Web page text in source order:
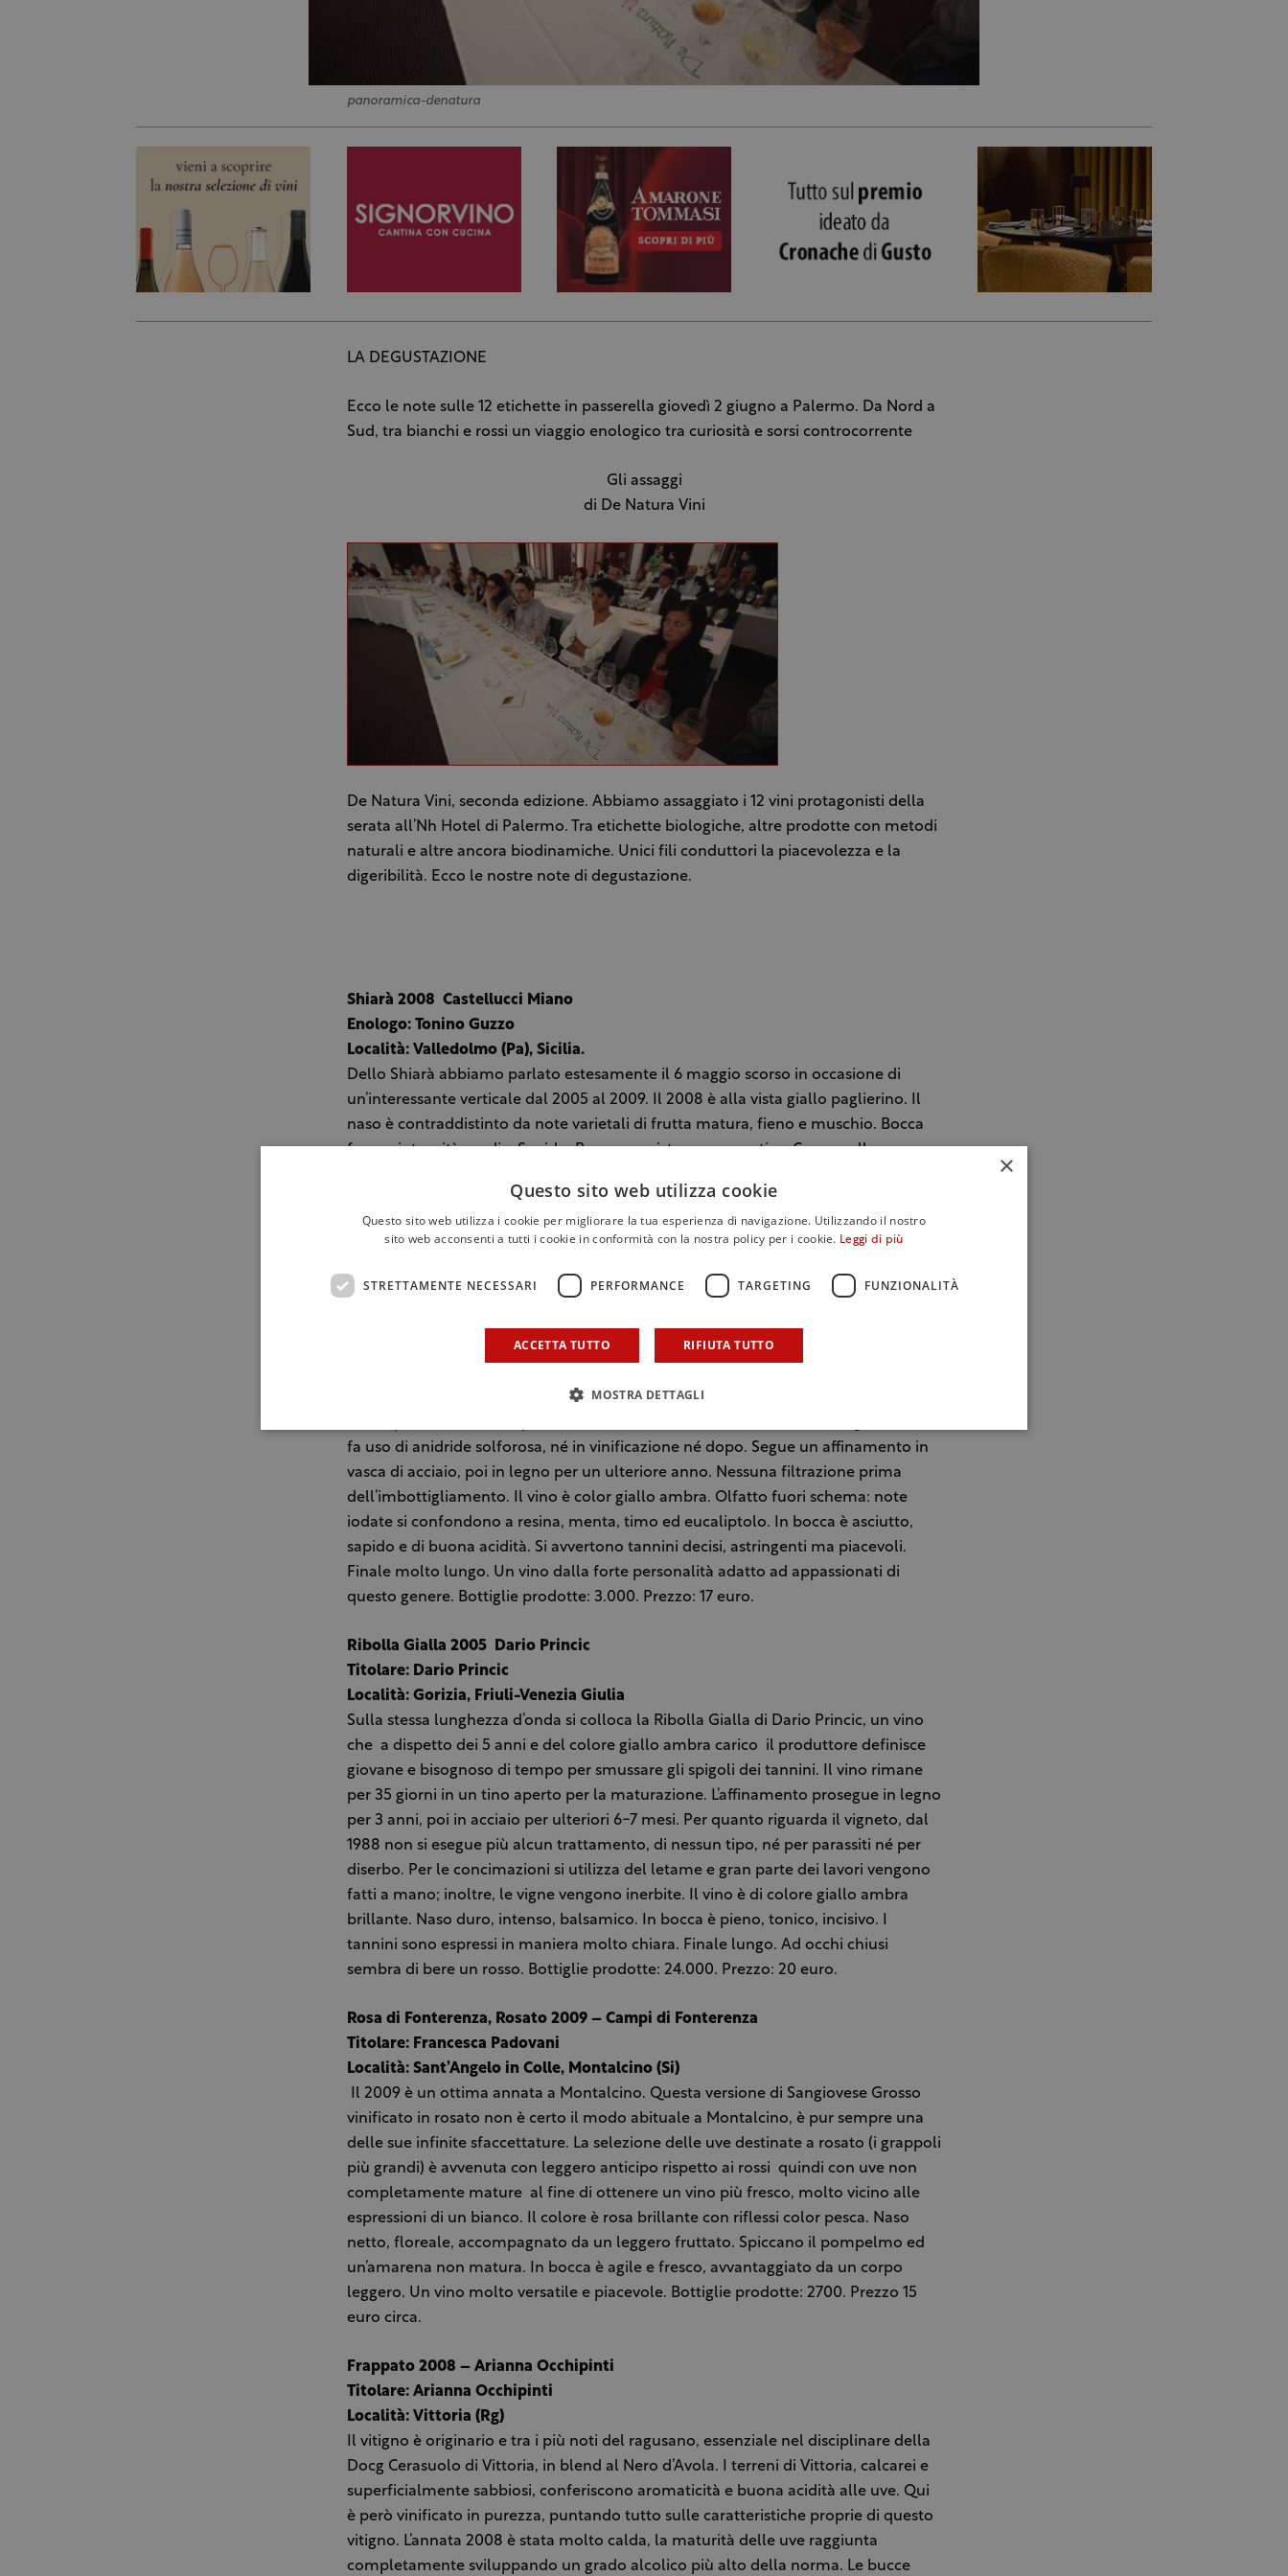
panoramica-denatura
LA DEGUSTAZIONE
Ecco le note sulle 12 etichette in passerella giovedì 2 giugno a Palermo. Da Nord a
Sud, tra bianchi e rossi un viaggio enologico tra curiosità e sorsi controcorrente
Gli assaggi
di De Natura Vini
De Natura Vini, seconda edizione. Abbiamo assaggiato i 12 vini protagonisti della
serata all’Nh Hotel di Palermo. Tra etichette biologiche, altre prodotte con metodi
naturali e altre ancora biodinamiche. Unici fili conduttori la piacevolezza e la
digeribilità. Ecco le nostre note di degustazione.
Shiarà 2008 ­ Castellucci Miano
Enologo: Tonino Guzzo
Località: Valledolmo (Pa), Sicilia.
Dello Shiarà abbiamo parlato estesamente il 6 maggio scorso in occasione di
un’interessante verticale dal 2005 al 2009. Il 2008 è alla vista giallo paglierino. Il
naso è contraddistinto da note varietali di frutta matura, fieno e muschio. Bocca
fresca, intensità media. Sapido. Buona persistenza aromatica. Come nella
questa annata. Bottiglie prodotte: 13.000. Prezzo: 12 euro.
Titolare: Enelena Pantaloni
Località: Rivergaro (PC), Emilia Romagna
di Piacenza. I vitigni utilizzati sono la Malvasia di Candia Aromatica, in prevalenza,
prodotti di sintesi, senza concimazioni o trattamenti di sorta. Il vino rimane sulle
fa uso di anidride solforosa, né in vinificazione né dopo. Segue un affinamento in
vasca di acciaio, poi in legno per un ulteriore anno. Nessuna filtrazione prima
dell’imbottigliamento. Il vino è color giallo ambra. Olfatto fuori schema: note
iodate si confondono a resina, menta, timo ed eucaliptolo. In bocca è asciutto,
sapido e di buona acidità. Si avvertono tannini decisi, astringenti ma piacevoli.
Finale molto lungo. Un vino dalla forte personalità adatto ad appassionati di
questo genere. Bottiglie prodotte: 3.000. Prezzo: 17 euro.
Ribolla Gialla 2005 ­ Dario Princic
Titolare: Dario Princic
Località: Gorizia, Friuli-Venezia Giulia
Sulla stessa lunghezza d’onda si colloca la Ribolla Gialla di Dario Princic, un vino
che ­ a dispetto dei 5 anni e del colore giallo ambra carico ­ il produttore definisce
giovane e bisognoso di tempo per smussare gli spigoli dei tannini. Il vino rimane
per 35 giorni in un tino aperto per la maturazione. L’affinamento prosegue in legno
per 3 anni, poi in acciaio per ulteriori 6-7 mesi. Per quanto riguarda il vigneto, dal
1988 non si esegue più alcun trattamento, di nessun tipo, né per parassiti né per
diserbo. Per le concimazioni si utilizza del letame e gran parte dei lavori vengono
fatti a mano; inoltre, le vigne vengono inerbite. Il vino è di colore giallo ambra
brillante. Naso duro, intenso, balsamico. In bocca è pieno, tonico, incisivo. I
tannini sono espressi in maniera molto chiara. Finale lungo. Ad occhi chiusi
sembra di bere un rosso. Bottiglie prodotte: 24.000. Prezzo: 20 euro.
Rosa di Fonterenza, Rosato 2009 – Campi di Fonterenza
Titolare: Francesca Padovani
Località: Sant’Angelo in Colle, Montalcino (Si)
Il 2009 è un ottima annata a Montalcino. Questa versione di Sangiovese Grosso
vinificato in rosato non è certo il modo abituale a Montalcino, è pur sempre una
delle sue infinite sfaccettature. La selezione delle uve destinate a rosato (i grappoli
più grandi) è avvenuta con leggero anticipo rispetto ai rossi ­ quindi con uve non
completamente mature ­ al fine di ottenere un vino più fresco, molto vicino alle
espressioni di un bianco. Il colore è rosa brillante con riflessi color pesca. Naso
netto, floreale, accompagnato da un leggero fruttato. Spiccano il pompelmo ed
un’amarena non matura. In bocca è agile e fresco, avvantaggiato da un corpo
leggero. Un vino molto versatile e piacevole. Bottiglie prodotte: 2700. Prezzo 15
euro circa.
Frappato 2008 – Arianna Occhipinti
Titolare: Arianna Occhipinti
Località: Vittoria (Rg)
Il vitigno è originario e tra i più noti del ragusano, essenziale nel disciplinare della
Docg Cerasuolo di Vittoria, in blend al Nero d’Avola. I terreni di Vittoria, calcarei e
superficialmente sabbiosi, conferiscono aromaticità e buona acidità alle uve. Qui
è però vinificato in purezza, puntando tutto sulle caratteristiche proprie di questo
vitigno. L’annata 2008 è stata molto calda, la maturità delle uve raggiunta
completamente sviluppando un grado alcolico più alto della norma. Le bucce
×
Questo sito web utilizza cookie
Questo sito web utilizza i cookie per migliorare la tua esperienza di navigazione. Utilizzando il nostro
sito web acconsenti a tutti i cookie in conformità con la nostra policy per i cookie. Leggi di più
STRETTAMENTE NECESSARI PERFORMANCE TARGETING FUNZIONALITÀ
ACCETTA TUTTO RIFIUTA TUTTO
MOSTRA DETTAGLI